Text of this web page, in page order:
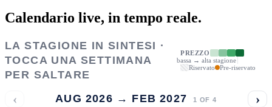
Calendario live, in tempo reale.
LA STAGIONE IN SINTESI ·
TOCCA UNA SETTIMANA
PER SALTARE
PREZZO
bassa → alta stagione
Riservato
Pre-riservato
‹ AUG 2026 → FEB 2027 1 OF 4 ›